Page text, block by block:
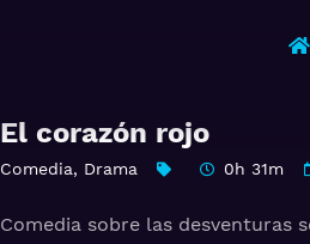
El corazón rojo
Comedia, Drama 0h 31m
Comedia sobre las desventuras